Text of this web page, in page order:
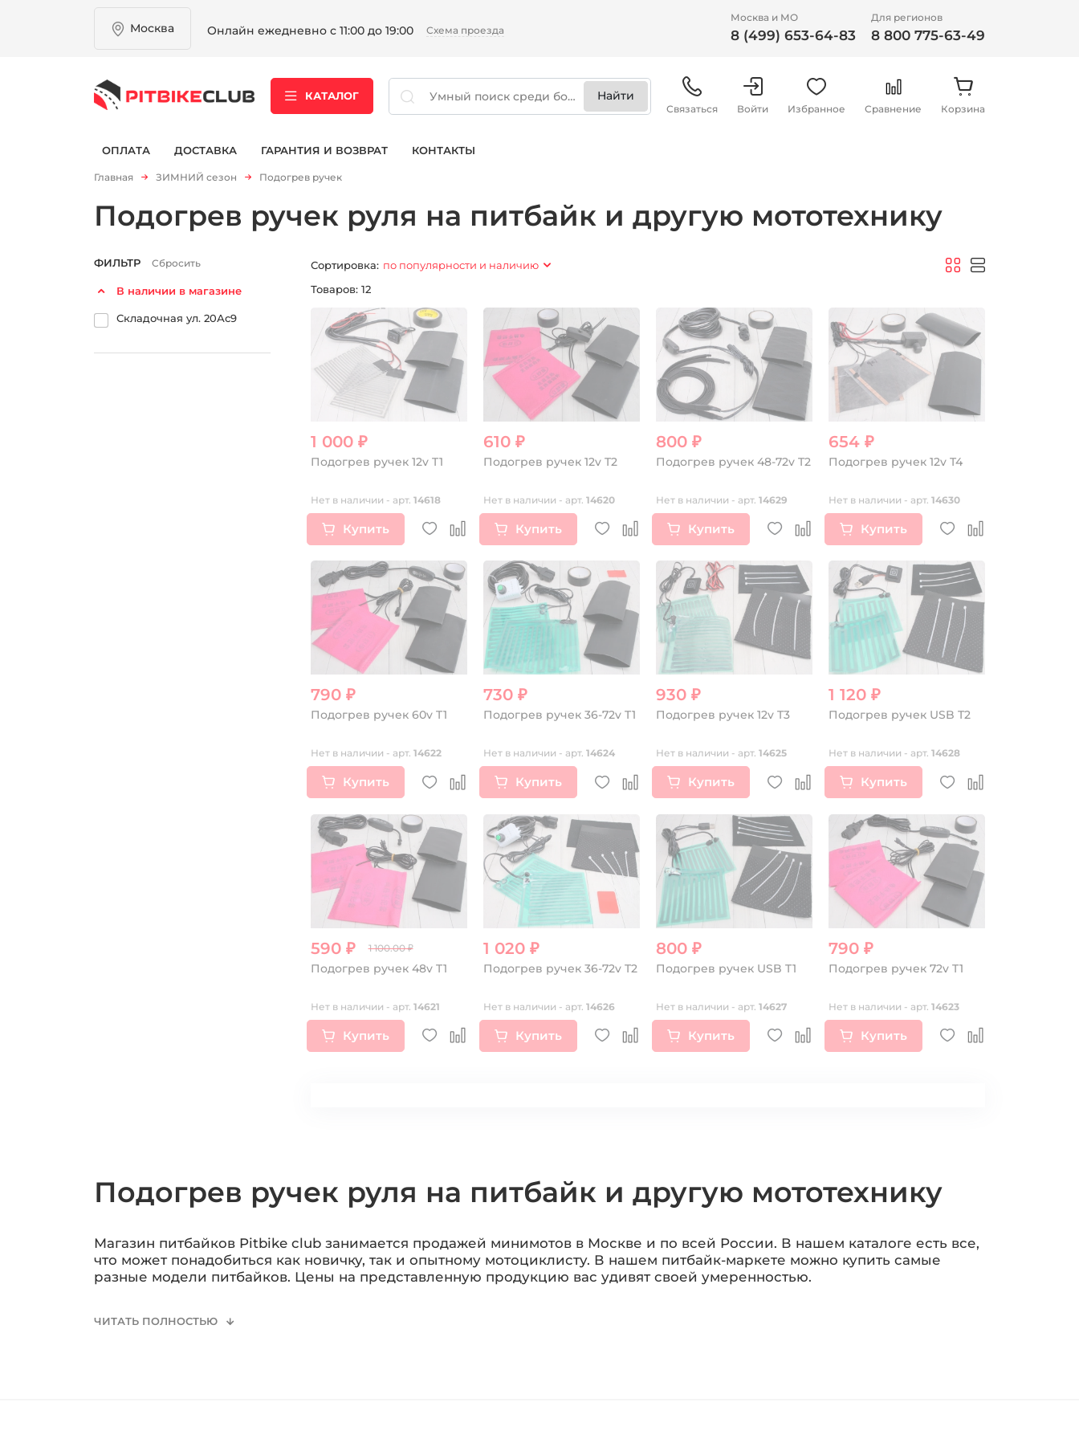
Москва Онлайн ежедневно с 11:00 до 19:00 Схема проезда
Москва и МО
8 (499) 653-64-83
Для регионов
8 800 775-63-49
КАТАЛОГ
Связаться Войти Избранное Сравнение Корзина
ОПЛАТА ДОСТАВКА ГАРАНТИЯ И ВОЗВРАТ КОНТАКТЫ
Главная ЗИМНИЙ сезон Подогрев ручек
Подогрев ручек руля на питбайк и другую мототехнику
ФИЛЬТР Сбросить
В наличии в магазине
Складочная ул. 20Ас9
Сортировка: по популярности и наличию
Товаров: 12
1 000 ₽
Подогрев ручек 12v T1
Нет в наличии - арт. 14618
Купить
610 ₽
Подогрев ручек 12v T2
Нет в наличии - арт. 14620
Купить
800 ₽
Подогрев ручек 48-72v T2
Нет в наличии - арт. 14629
Купить
654 ₽
Подогрев ручек 12v T4
Нет в наличии - арт. 14630
Купить
790 ₽
Подогрев ручек 60v T1
Нет в наличии - арт. 14622
Купить
730 ₽
Подогрев ручек 36-72v T1
Нет в наличии - арт. 14624
Купить
930 ₽
Подогрев ручек 12v T3
Нет в наличии - арт. 14625
Купить
1 120 ₽
Подогрев ручек USB T2
Нет в наличии - арт. 14628
Купить
590 ₽ 1 100.00 ₽
Подогрев ручек 48v T1
Нет в наличии - арт. 14621
Купить
1 020 ₽
Подогрев ручек 36-72v T2
Нет в наличии - арт. 14626
Купить
800 ₽
Подогрев ручек USB T1
Нет в наличии - арт. 14627
Купить
790 ₽
Подогрев ручек 72v T1
Нет в наличии - арт. 14623
Купить
Подогрев ручек руля на питбайк и другую мототехнику
Магазин питбайков Pitbike club занимается продажей минимотов в Москве и по всей России. В нашем каталоге есть все,
что может понадобиться как новичку, так и опытному мотоциклисту. В нашем питбайк-маркете можно купить самые
разные модели питбайков. Цены на представленную продукцию вас удивят своей умеренностью.
ЧИТАТЬ ПОЛНОСТЬЮ